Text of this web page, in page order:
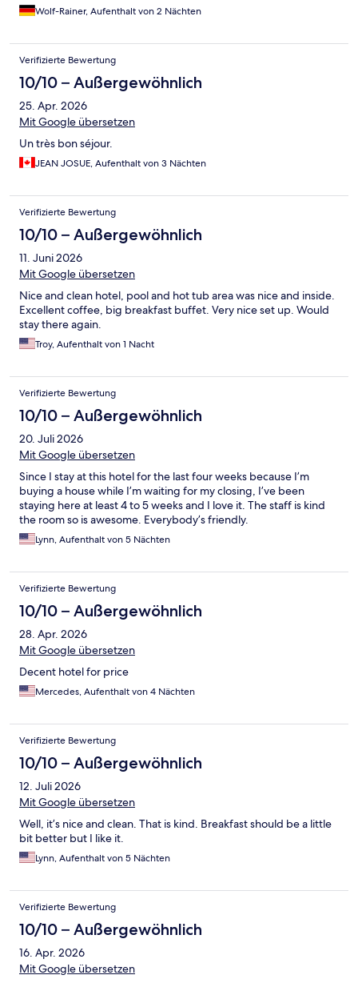
Wolf-Rainer, Aufenthalt von 2 Nächten
Verifizierte Bewertung
10/10 – Außergewöhnlich
25. Apr. 2026
Mit Google übersetzen
Un très bon séjour.
JEAN JOSUE, Aufenthalt von 3 Nächten
Verifizierte Bewertung
10/10 – Außergewöhnlich
11. Juni 2026
Mit Google übersetzen
Nice and clean hotel, pool and hot tub area was nice and inside.
Excellent coffee, big breakfast buffet. Very nice set up. Would
stay there again.
Troy, Aufenthalt von 1 Nacht
Verifizierte Bewertung
10/10 – Außergewöhnlich
20. Juli 2026
Mit Google übersetzen
Since I stay at this hotel for the last four weeks because I’m
buying a house while I’m waiting for my closing, I’ve been
staying here at least 4 to 5 weeks and I love it. The staff is kind
the room so is awesome. Everybody’s friendly.
Lynn, Aufenthalt von 5 Nächten
Verifizierte Bewertung
10/10 – Außergewöhnlich
28. Apr. 2026
Mit Google übersetzen
Decent hotel for price
Mercedes, Aufenthalt von 4 Nächten
Verifizierte Bewertung
10/10 – Außergewöhnlich
12. Juli 2026
Mit Google übersetzen
Well, it’s nice and clean. That is kind. Breakfast should be a little
bit better but I like it.
Lynn, Aufenthalt von 5 Nächten
Verifizierte Bewertung
10/10 – Außergewöhnlich
16. Apr. 2026
Mit Google übersetzen